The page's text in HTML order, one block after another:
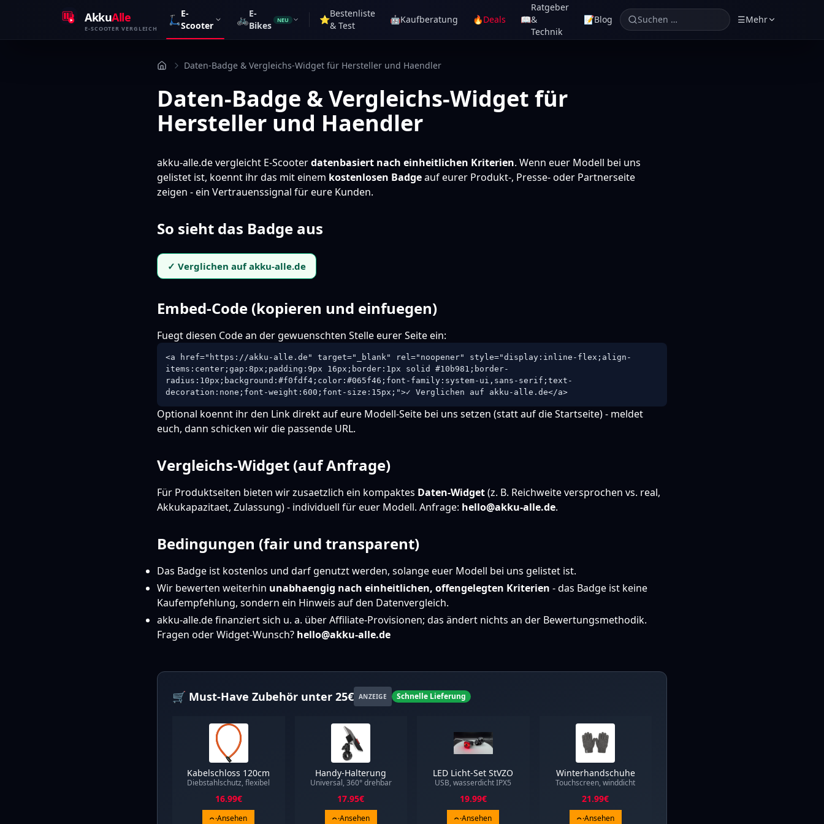
AkkuAlle
E-SCOOTER VERGLEICH
🛴E-
Scooter
🚲E-
Bikes
NEU ⭐
Bestenliste
& Test
🤖Kaufberatung 🔥Deals 📖
Ratgeber
&
Technik
📝Blog Suchen … ☰Mehr
Daten-Badge & Vergleichs-Widget für Hersteller und Haendler
Daten-Badge & Vergleichs-Widget für
Hersteller und Haendler
akku-alle.de vergleicht E-Scooterdatenbasiert nach einheitlichen Kriterien. Wenn euer Modell bei uns
gelistet ist, koennt ihr das mit einem kostenlosen Badgeauf eurer Produkt-, Presse- oder Partnerseite
zeigen - ein Vertrauenssignal für eure Kunden.
So sieht das Badge aus
✓ Verglichen auf akku-alle.de
Embed-Code (kopieren und einfuegen)
Fuegt diesen Code an der gewuenschten Stelle eurer Seite ein:
<a href="https://akku-alle.de" target="_blank" rel="noopener" style="display:inline-flex;align-
items:center;gap:8px;padding:9px 16px;border:1px solid #10b981;border-
radius:10px;background:#f0fdf4;color:#065f46;font-family:system-ui,sans-serif;text-
decoration:none;font-weight:600;font-size:15px;">✓ Verglichen auf akku-alle.de</a>
Optional koennt ihr den Link direkt auf eure Modell-Seite bei uns setzen (statt auf die Startseite) - meldet
euch, dann schicken wir die passende URL.
Vergleichs-Widget (auf Anfrage)
Für Produktseiten bieten wir zusaetzlich ein kompaktes Daten-Widget(z. B. Reichweite versprochen vs. real,
Akkukapazitaet, Zulassung) - individuell für euer Modell. Anfrage: hello@akku-alle.de.
Bedingungen (fair und transparent)
Das Badge ist kostenlos und darf genutzt werden, solange euer Modell bei uns gelistet ist.
Wir bewerten weiterhin unabhaengig nach einheitlichen, offengelegten Kriterien - das Badge ist keine
Kaufempfehlung, sondern ein Hinweis auf den Datenvergleich.
akku-alle.de finanziert sich u. a. über Affiliate-Provisionen; das ändert nichts an der Bewertungsmethodik.
Fragen oder Widget-Wunsch? hello@akku-alle.de
🛒 Must-Have Zubehör unter 25€ ANZEIGE Schnelle Lieferung
Kabelschloss 120cm
Diebstahlschutz, flexibel
16.99€
Ansehen
Handy-Halterung
Universal, 360° drehbar
17.95€
Ansehen
LED Licht-Set StVZO
USB, wasserdicht IPX5
19.99€
Ansehen
Winterhandschuhe
Touchscreen, winddicht
21.99€
Ansehen